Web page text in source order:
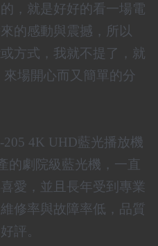
，就是好好的看一場電
的感動與震撼，所以
方式，我就不提了，就
場開心而又簡單的分
205 4K UHD藍光播放機
的劇院級藍光機 ，一直
愛，並且長年受到專業
修率與故障率低，品質
評。